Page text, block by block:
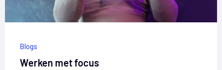
Blogs
Werken met focus